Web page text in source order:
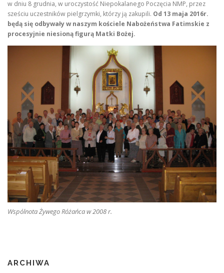
w dniu 8 grudnia, w uroczystość Niepokalanego Poczęcia NMP, przez
sześciu uczestników pielgrzymki, którzy ją zakupili. Od 13 maja 2016r.
będą się odbywały w naszym kościele Nabożeństwa Fatimskie z
procesyjnie niesioną figurą Matki Bożej.
Wspólnota Żywego Różańca w 2008 r.
ARCHIWA